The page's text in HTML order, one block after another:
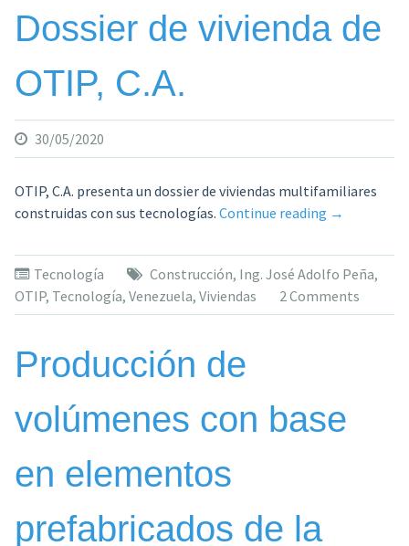
Dossier de vivienda de
OTIP, C.A.
30/05/2020
OTIP, C.A. presenta un dossier de viviendas multifamiliares
construidas con sus tecnologías. Continue reading «Dossier
vivienda
de
OTIP,
→
Tecnología Construcción, Ing. José Adolfo Peña,
OTIP, Tecnología, Venezuela, Viviendas 2 Comments
Producción de
volúmenes con base
en elementos
prefabricados de la